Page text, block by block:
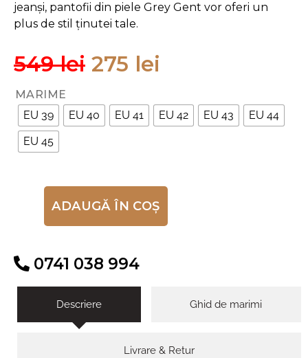
jeanși, pantofii din piele Grey Gent vor oferi un
plus de stil ținutei tale.
549lei 275 lei
MARIME
EU 39
EU 40 EU 41 EU 42 EU 43
EU 44
EU 45
ADAUGĂ ÎN COȘ
0741 038 994
Descriere Ghid de marimi
Livrare & Retur